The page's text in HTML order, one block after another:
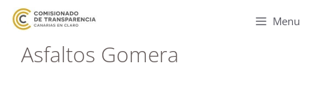
Menu
Asfaltos Gomera